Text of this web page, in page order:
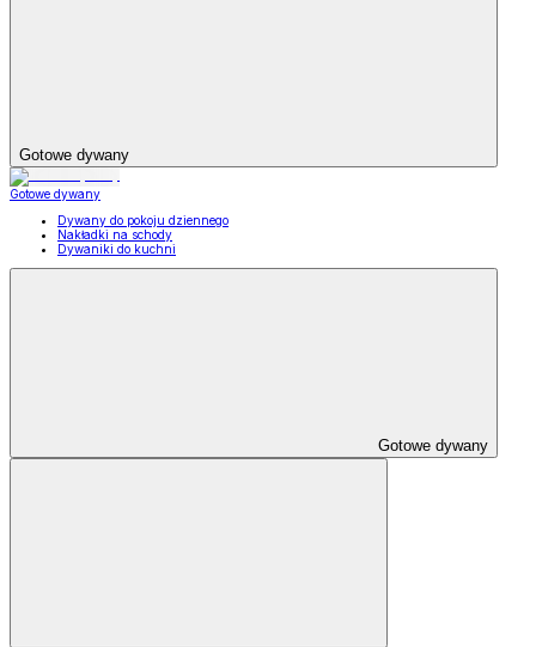
Gotowe dywany
Gotowe dywany
Dywany do pokoju dziennego
Nakładki na schody
Dywaniki do kuchni
Gotowe dywany